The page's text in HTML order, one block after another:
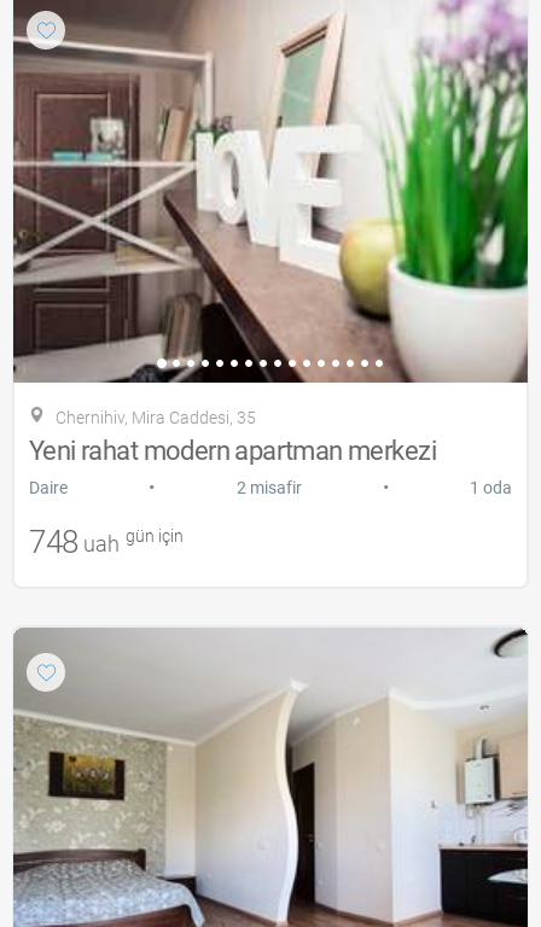
Chernihiv, Mira Caddesi, 35
Yeni rahat modern apartman merkezi
Daire • 2 misafir • 1 oda
748 uah gün için